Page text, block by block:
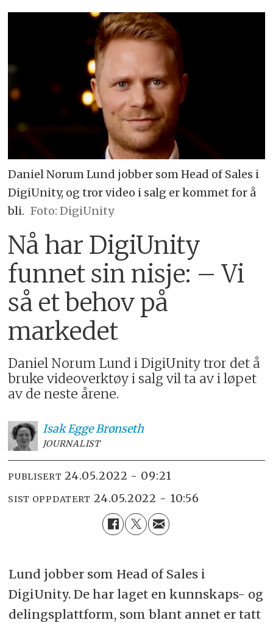
Daniel Norum Lund jobber som Head of Sales i
DigiUnity, og tror video i salg er kommet for å
bli. Foto: DigiUnity
Nå har DigiUnity
funnet sin nisje: – Vi
så et behov på
markedet
Daniel Norum Lund i DigiUnity tror det å
bruke videoverktøy i salg vil ta av i løpet
av de neste årene.
Isak Egge Brønseth
JOURNALIST
PUBLISERT 24.05.2022 - 09:21
SIST OPPDATERT 24.05.2022 - 10:56
Lund jobber som Head of Sales i
DigiUnity. De har laget en kunnskaps- og
delingsplattform, som blant annet er tatt